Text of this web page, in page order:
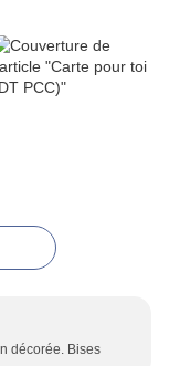
décorée. Bises